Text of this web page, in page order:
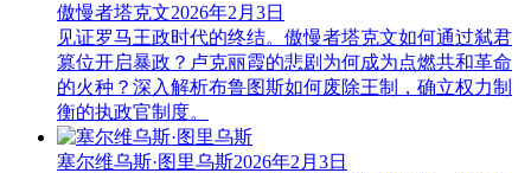
傲慢者塔克文2026年2月3日
见证罗马王政时代的终结。傲慢者塔克文如何通过弑君
篡位开启暴政？卢克丽霞的悲剧为何成为点燃共和革命
的火种？深入解析布鲁图斯如何废除王制，确立权力制
衡的执政官制度。
塞尔维乌斯·图里乌斯2026年2月3日